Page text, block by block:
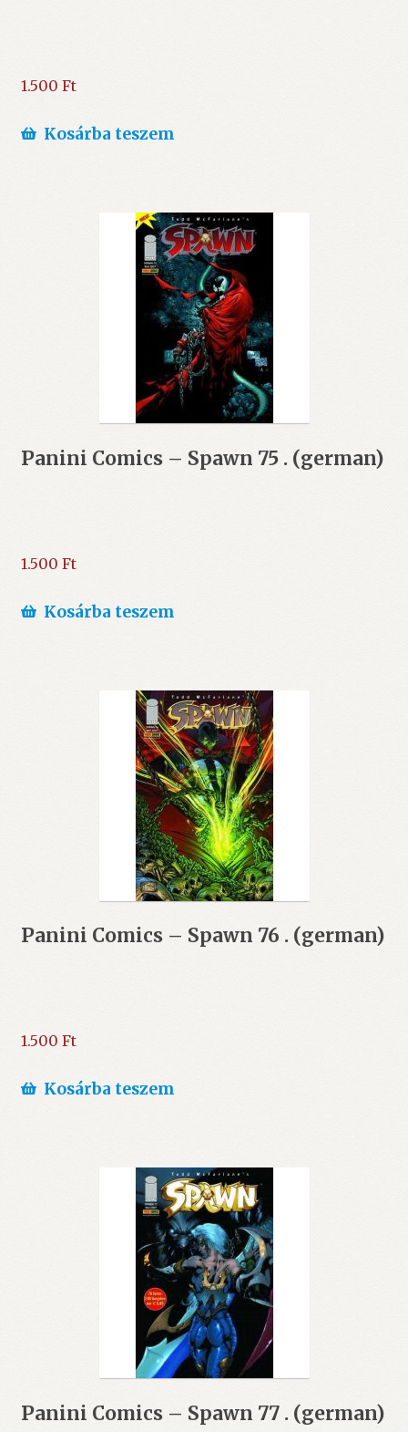
1.500 Ft
Kosárba teszem
Panini Comics – Spawn 75 . (german)
1.500 Ft
Kosárba teszem
Panini Comics – Spawn 76 . (german)
1.500 Ft
Kosárba teszem
Panini Comics – Spawn 77 . (german)